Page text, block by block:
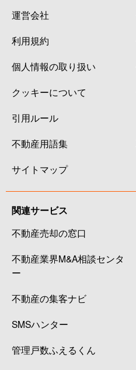
運営会社
利用規約
個人情報の取り扱い
クッキーについて
引用ルール
不動産用語集
サイトマップ
関連サービス
不動産売却の窓口
不動産業界M&A相談センタ
ー
不動産の集客ナビ
SMSハンター
管理戸数ふえるくん